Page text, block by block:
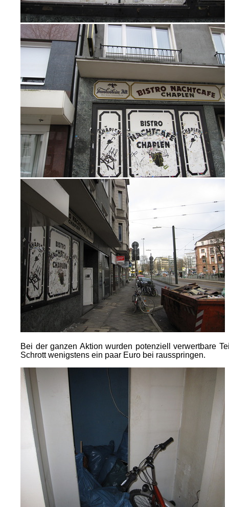
Bei der ganzen Aktion wurden potenziell verwertbare
Schrott wenigstens ein paar Euro bei rausspringen.